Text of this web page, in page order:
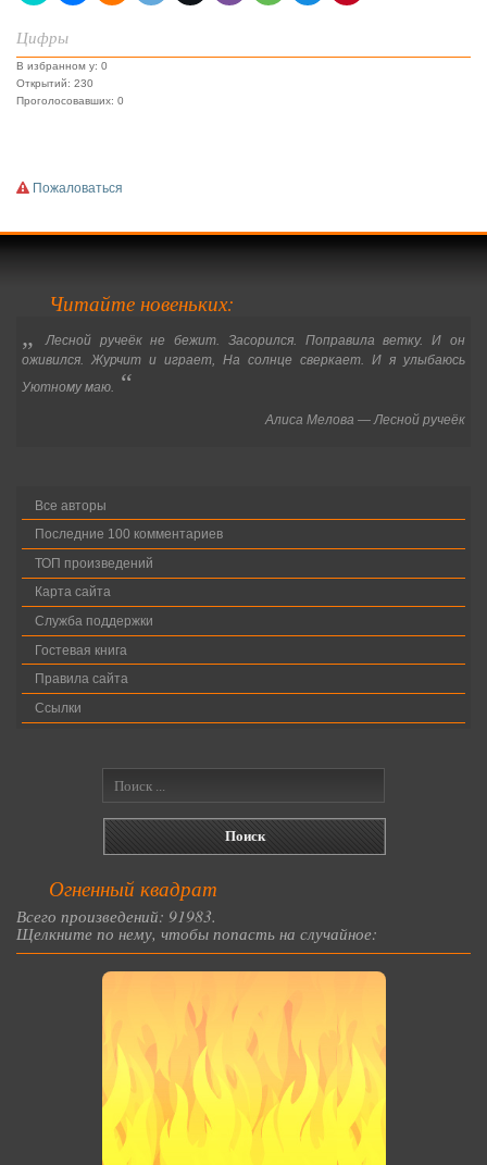
Цифры
В избранном у: 0
Открытий: 230
Проголосовавших: 0
Пожаловаться
Читайте новеньких:
„
Лесной ручеёк не бежит. Засорился. Поправила ветку. И он
оживился. Журчит и играет, На солнце сверкает. И я улыбаюсь
Уютному маю. “
Алиса Мелова — Лесной ручеёк
Все авторы
Последние 100 комментариев
ТОП произведений
Карта сайта
Служба поддержки
Гостевая книга
Правила сайта
Ссылки
Огненный квадрат
Всего произведений: 91983.
Щелкните по нему, чтобы попасть на случайное: